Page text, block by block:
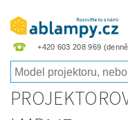
+420 603 208 969